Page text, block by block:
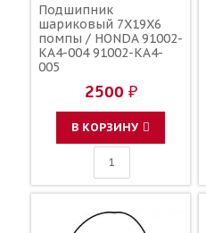
Подшипник
шариковый 7X19X6
помпы / HONDA 91002-
KA4-004 91002-KA4-
005
2500 ₽
В КОРЗИНУ